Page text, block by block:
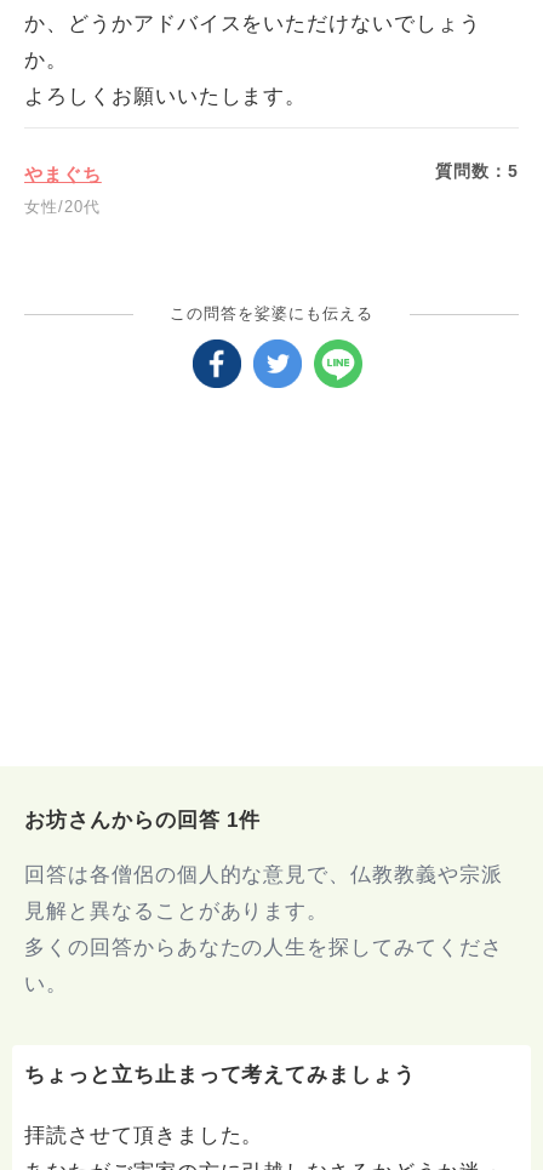
か、どうかアドバイスをいただけないでしょう
か。
よろしくお願いいたします。
やまぐち
女性/20代
質問数：5
この問答を娑婆にも伝える
お坊さんからの回答 1件
回答は各僧侶の個人的な意見で、仏教教義や宗派
見解と異なることがあります。
多くの回答からあなたの人生を探してみてくださ
い。
ちょっと立ち止まって考えてみましょう
拝読させて頂きました。